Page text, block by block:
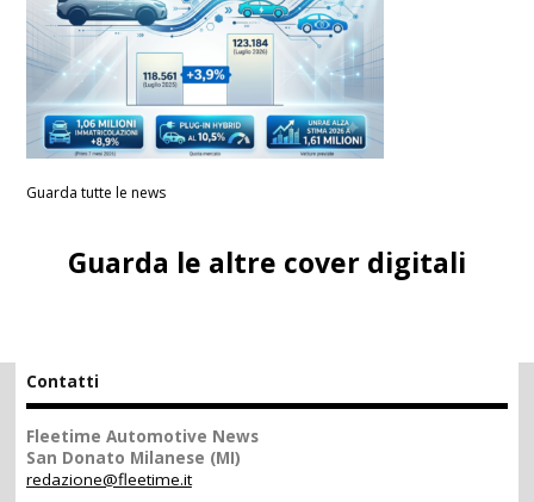
Guarda tutte le news
Guarda le altre cover digitali
Contatti
Fleetime Automotive News
San Donato Milanese (MI)
redazione@fleetime.it